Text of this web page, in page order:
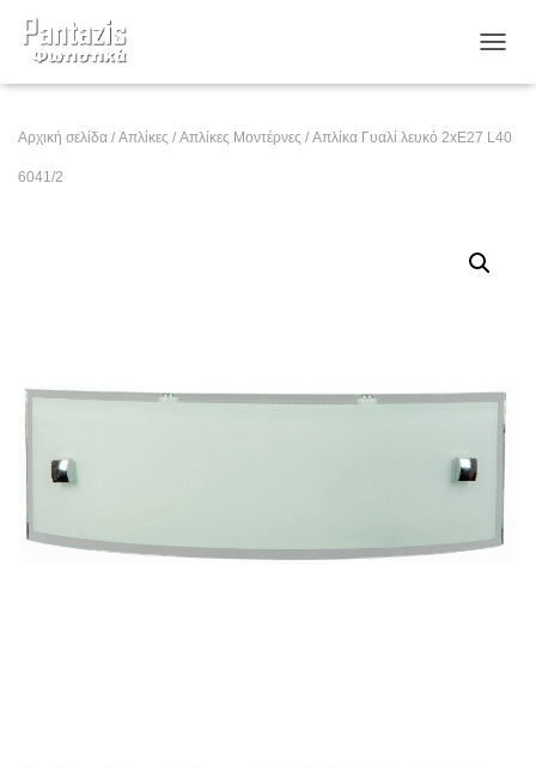
Αρχική σελίδα / Απλίκες / Απλίκες Μοντέρνες / Απλίκα Γυαλί λευκό 2xE27 L40
6041/2